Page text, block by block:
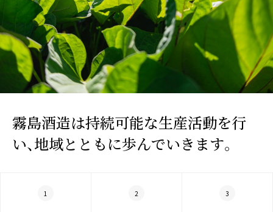
霧島酒造は持続可能な生産活動を行
い、地域とともに歩んでいきます。
1 2 3